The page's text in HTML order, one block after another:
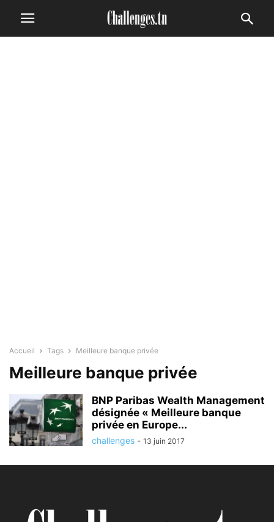
Accueil Tags Meilleure banque privée
Meilleure banque privée
BNP Paribas Wealth Management
désignée « Meilleure banque
privée en Europe...
challenges - 13 juin 2017